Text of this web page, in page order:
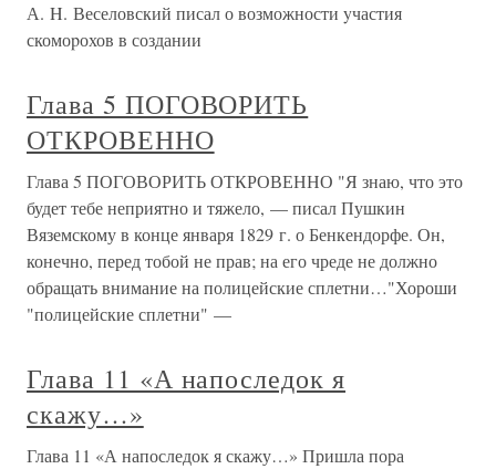
А. H. Веселовский писал о возможности yчастия
скомоpохов в создании
Глава 5 ПОГОВОРИТЬ
ОТКРОВЕННО
Глава 5 ПОГОВОРИТЬ ОТКРОВЕННО "Я знаю, что это
будет тебе неприятно и тяжело, — писал Пушкин
Вяземскому в конце января 1829 г. о Бенкендорфе. Он,
конечно, перед тобой не прав; на его чреде не должно
обращать внимание на полицейские сплетни…"Хороши
"полицейские сплетни" —
Глава 11 «А напоследок я
скажу…»
Глава 11 «А напоследок я скажу…» Пришла пора